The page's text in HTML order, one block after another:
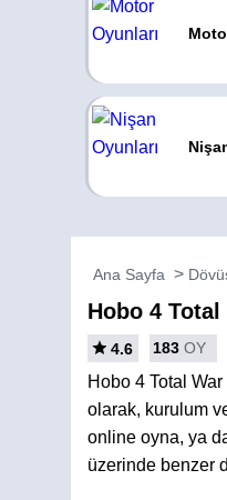
Ana Sayfa
Hobo 4 Total
4.6 183 OY
Hobo 4 Total
olarak, kurulum
online oyna, ya
üzerinde benzer